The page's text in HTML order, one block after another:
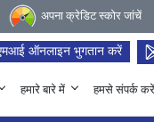
अपना क्रेडिट स्कोर जांचें
ऑनलाइन भुगतान करें
हमारे बारे में हमसे संपर्क करें